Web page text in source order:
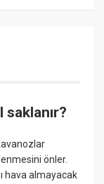
saklanır?
önler.
hava almayacak